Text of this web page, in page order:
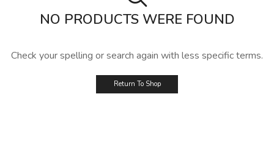
NO PRODUCTS WERE FOUND
Check your spelling or search again with less specific terms.
Return To Shop